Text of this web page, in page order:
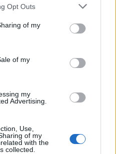
Opt Outs
of my
of my
my
Advertising.
Use,
of my
with the
collected.
mezi Petrovicemi